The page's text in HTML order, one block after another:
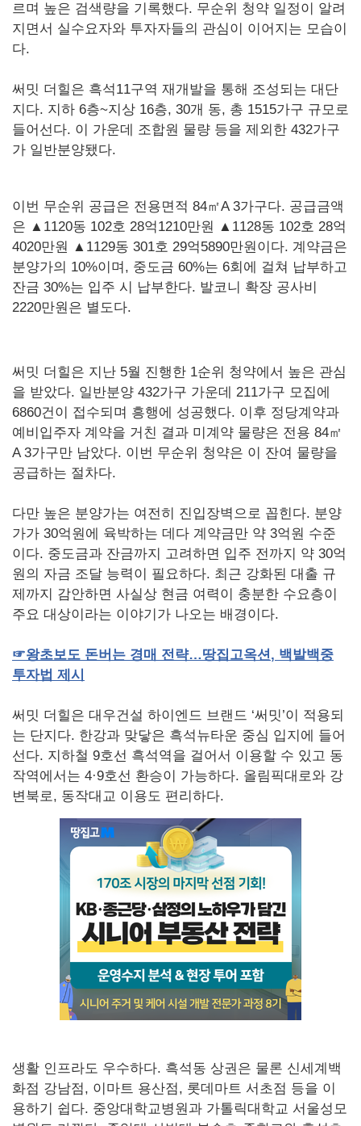
르며 높은 검색량을 기록했다. 무순위 청약 일정이 알려
지면서 실수요자와 투자자들의 관심이 이어지는 모습이
다.
써밋 더힐은 흑석11구역 재개발을 통해 조성되는 대단
지다. 지하 6층~지상 16층, 30개 동, 총 1515가구 규모로
들어선다. 이 가운데 조합원 물량 등을 제외한 432가구
가 일반분양됐다.
이번 무순위 공급은 전용면적 84㎡A 3가구다. 공급금액
은 ▲1120동 102호 28억1210만원 ▲1128동 102호 28억
4020만원 ▲1129동 301호 29억5890만원이다. 계약금은
분양가의 10%이며, 중도금 60%는 6회에 걸쳐 납부하고
잔금 30%는 입주 시 납부한다. 발코니 확장 공사비
2220만원은 별도다.
써밋 더힐은 지난 5월 진행한 1순위 청약에서 높은 관심
을 받았다. 일반분양 432가구 가운데 211가구 모집에
6860건이 접수되며 흥행에 성공했다. 이후 정당계약과
예비입주자 계약을 거친 결과 미계약 물량은 전용 84㎡
A 3가구만 남았다. 이번 무순위 청약은 이 잔여 물량을
공급하는 절차다.
다만 높은 분양가는 여전히 진입장벽으로 꼽힌다. 분양
가가 30억원에 육박하는 데다 계약금만 약 3억원 수준
이다. 중도금과 잔금까지 고려하면 입주 전까지 약 30억
원의 자금 조달 능력이 필요하다. 최근 강화된 대출 규
제까지 감안하면 사실상 현금 여력이 충분한 수요층이
주요 대상이라는 이야기가 나오는 배경이다.
☞왕초보도 돈버는 경매 전략…땅집고옥션, 백발백중
투자법 제시
써밋 더힐은 대우건설 하이엔드 브랜드 ‘써밋’이 적용되
는 단지다. 한강과 맞닿은 흑석뉴타운 중심 입지에 들어
선다. 지하철 9호선 흑석역을 걸어서 이용할 수 있고 동
작역에서는 4·9호선 환승이 가능하다. 올림픽대로와 강
변북로, 동작대교 이용도 편리하다.
생활 인프라도 우수하다. 흑석동 상권은 물론 신세계백
화점 강남점, 이마트 용산점, 롯데마트 서초점 등을 이
용하기 쉽다. 중앙대학교병원과 가톨릭대학교 서울성모